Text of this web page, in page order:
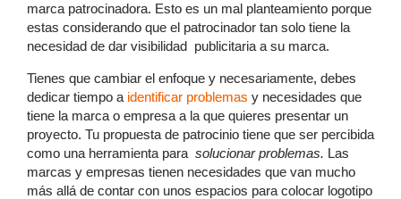
marca patrocinadora. Esto es un mal planteamiento porque
estas considerando que el patrocinador tan solo tiene la
necesidad de dar visibilidad publicitaria a su marca.
Tienes que cambiar el enfoque y necesariamente, debes
dedicar tiempo a identificar problemas y necesidades que
tiene la marca o empresa a la que quieres presentar un
proyecto. Tu propuesta de patrocinio tiene que ser percibida
como una herramienta para solucionar problemas. Las
marcas y empresas tienen necesidades que van mucho
más allá de contar con unos espacios para colocar logotipo